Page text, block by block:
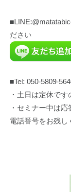
ださい
■Tel: 050-5809-
・土日は定休で
・セミナー中は
電話番号をお残し